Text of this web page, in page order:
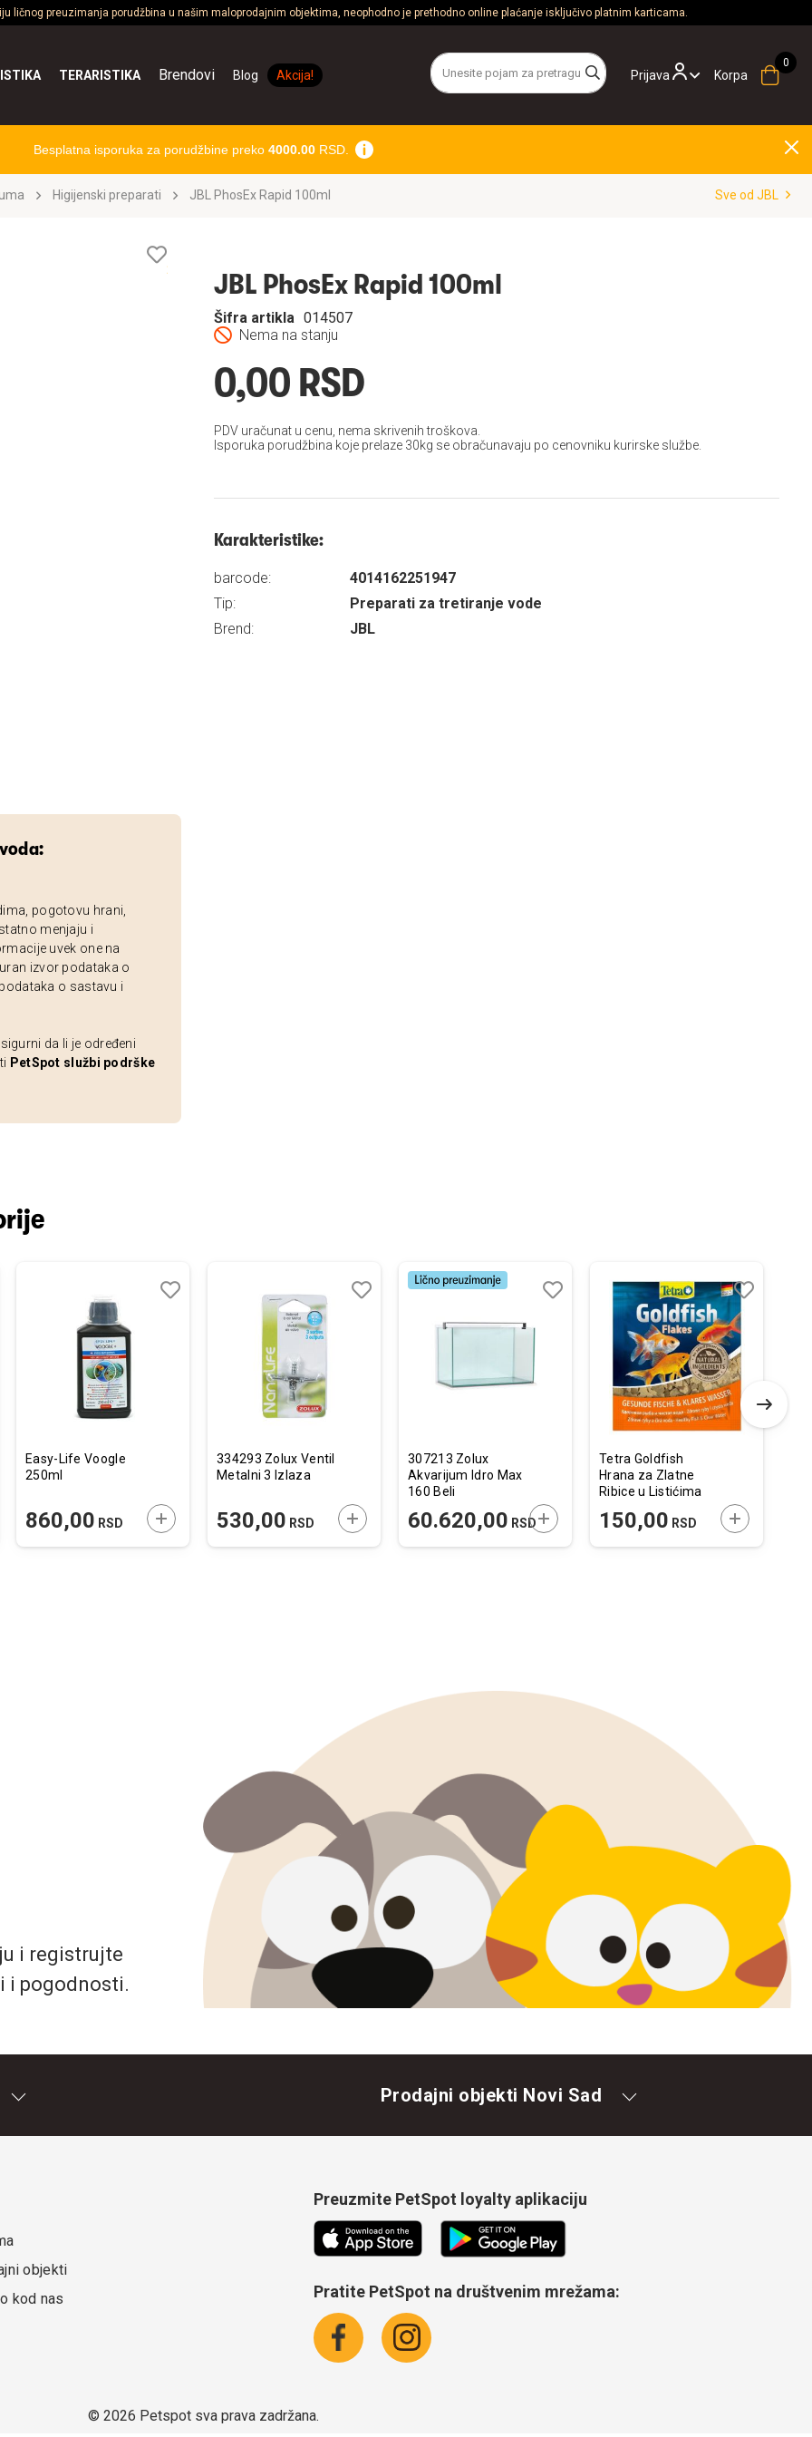
ličnog preuzimanja porudžbina u našim maloprodajnim objektima, neophodno je prethodno online plaćanje isključivo platnim karticama.
Prijava
TERARISTIKA Brendovi Blog Akcija! Korpa
Besplatna isporuka za porudžbine preko 4000.00RSD.
Higijenski preparati JBL PhosEx Rapid 100ml Sve od JBL
pogotovu hrani,
menjaju i
uvek one na
izvor podataka o
o sastavu i
da li je određeni
PetSpot službi podrške
želja
JBL PhosEx Rapid 100ml
Nema na stanju
Šifra artikla 014507
0,00 RSD
PDV uračunat u cenu, nema skrivenih troškova.
Isporuka porudžbina koje prelaze 30kg se obračunavaju po cenovniku kurirske službe.
Karakteristike:
barcode:
4014162251947
Tip:
Preparati za tretiranje vode
Brend:
JBL
U KORPU
Easy-Life Voogle
250ml
860,00 RSD DODAJTE U KORPU
334293 Zolux Ventil
Metalni 3 Izlaza
530,00 RSD DODAJTE U KORPU
307213 Zolux
Akvarijum Idro Max
160 Beli
60.620,00 RSDDODAJTE U KORPU
Tetra Goldfish
Hrana za Zlatne
Ribice u Listićima
150,00 RSD DODAJTE U
Dodaj
u
listu
želja
Uporedi
i registrujte
i pogodnosti.
Prodajni objekti Novi Sad
objekti
kod nas
Preuzmite PetSpot loyalty aplikaciju
Pratite PetSpot na društvenim mrežama:
© 2026 Petspot sva prava zadržana.